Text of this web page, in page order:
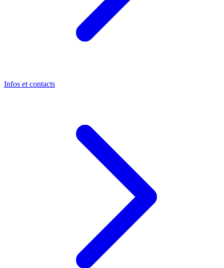
Infos et contacts